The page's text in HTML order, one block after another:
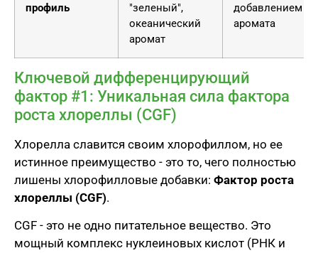
профиль
"зеленый",
океанический
аромат
добавлением
аромата
Ключевой дифференцирующий
фактор #1: Уникальная сила фактора
роста хлореллы (CGF)
Хлорелла славится своим хлорофиллом, но ее
истинное преимущество - это то, чего полностью
лишены хлорофилловые добавки: Фактор роста
хлореллы (CGF).
CGF - это не одно питательное вещество. Это
мощный комплекс нуклеиновых кислот (РНК и